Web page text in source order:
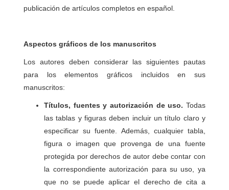
publicación de artículos completos en español.
Aspectos gráficos de los manuscritos
Los autores deben considerar las siguientes pautas
para los elementos gráficos incluidos en sus
manuscritos:
Títulos, fuentes y autorización de uso. Todas
las tablas y figuras deben incluir un título claro y
especificar su fuente. Además, cualquier tabla,
figura o imagen que provenga de una fuente
protegida por derechos de autor debe contar con
la correspondiente autorización para su uso, ya
que no se puede aplicar el derecho de cita a